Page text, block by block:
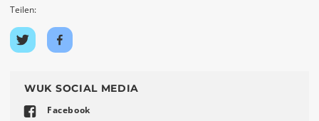
Teilen:
Auf
Twitter
Auf
Facebook
WUK SOCIAL MEDIA
Facebook